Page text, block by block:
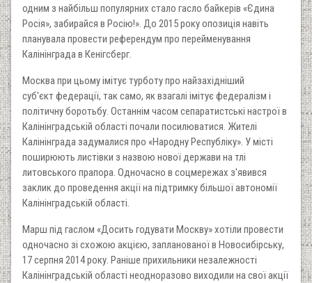
одним з найбільш популярних стало гасло байкерів «Єдина
Росія», забирайся в Росію!». До 2015 року опозиція навіть
планувала провести референдум про перейменування
Калінінграда в Кенігсберг.
Москва при цьому імітує турботу про найзахідніший
суб'єкт федерації, так само, як взагалі імітує федералізм і
політичну боротьбу. Останнім часом сепаратистські настрої в
Калінінградській області почали посилюватися. Жителі
Калінінграда задумалися про «Народну Республіку». У місті
поширюють листівки з назвою нової держави на тлі
литовського прапора. Одночасно в соцмережах з'явився
заклик до проведення акції на підтримку більшої автономії
Калінінградській області.
Марш під гаслом «Досить годувати Москву» хотіли провести
одночасно зі схожою акцією, запланованої в Новосибірську,
17 серпня 2014 року. Раніше прихильники незалежності
Калінінградській області неодноразово виходили на свої акції